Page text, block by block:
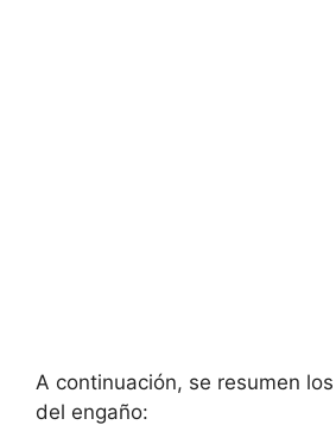
A continuación, se resumen
del engaño: